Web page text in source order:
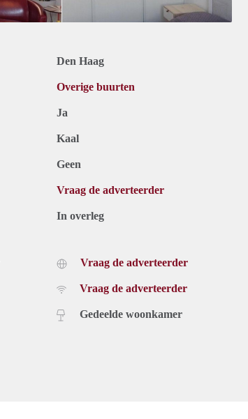
Den Haag
Overige buurten
Ja
Kaal
Geen
Vraag de adverteerder
In overleg
Vraag de adverteerder
Vraag de adverteerder
Gedeelde woonkamer